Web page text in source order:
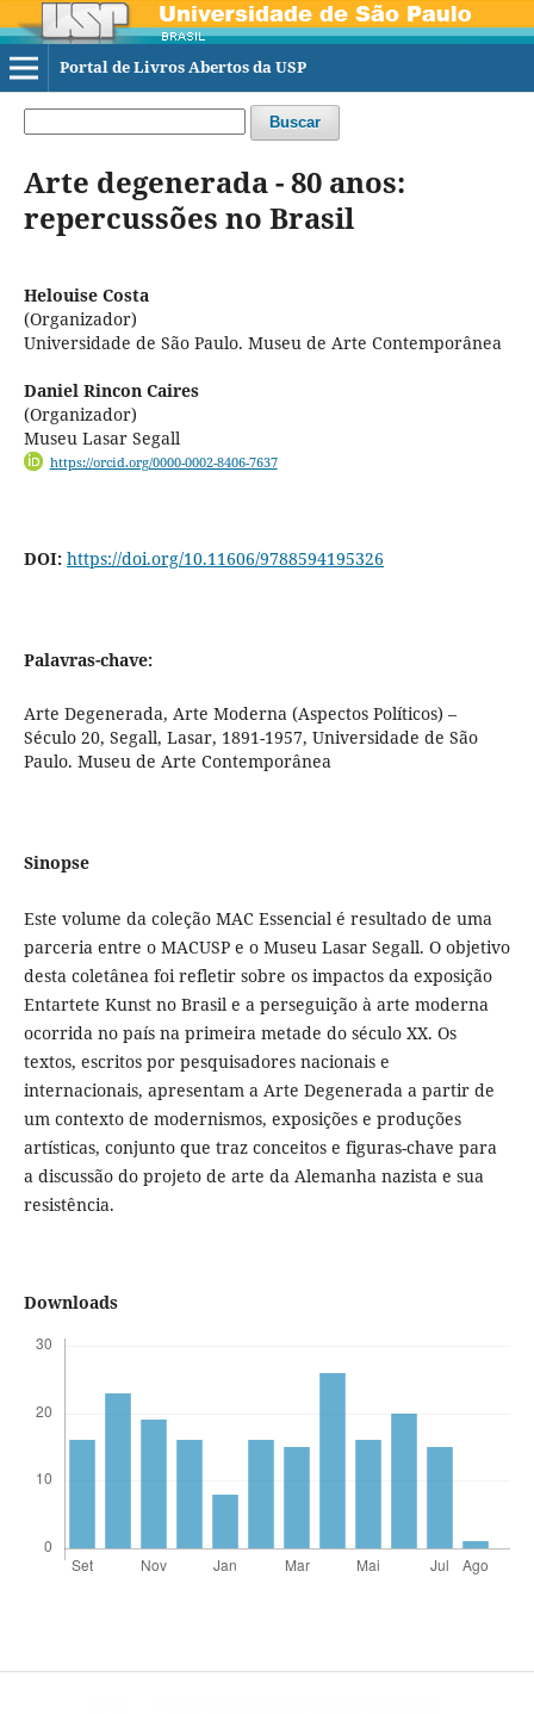
Portal de Livros Abertos da USP
Buscar
Arte degenerada - 80 anos:
repercussões no Brasil
Helouise Costa
(Organizador)
Universidade de São Paulo. Museu de Arte Contemporânea
Daniel Rincon Caires
(Organizador)
Museu Lasar Segall
https://orcid.org/0000-0002-8406-7637
DOI: https://doi.org/10.11606/9788594195326
Palavras-chave:
Arte Degenerada, Arte Moderna (Aspectos Políticos) –
Século 20, Segall, Lasar, 1891-1957, Universidade de São
Paulo. Museu de Arte Contemporânea
Sinopse
Este volume da coleção MAC Essencial é resultado de uma
parceria entre o MACUSP e o Museu Lasar Segall. O objetivo
desta coletânea foi refletir sobre os impactos da exposição
Entartete Kunst no Brasil e a perseguição à arte moderna
ocorrida no país na primeira metade do século XX. Os
textos, escritos por pesquisadores nacionais e
internacionais, apresentam a Arte Degenerada a partir de
um contexto de modernismos, exposições e produções
artísticas, conjunto que traz conceitos e figuras-chave para
a discussão do projeto de arte da Alemanha nazista e sua
resistência.
Downloads